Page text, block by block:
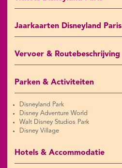
Jaarkaarten Disneyland Paris
Vervoer & Routebeschrijving
Parken & Activiteiten
Disneyland Park
Disney Adventure World
Walt Disney Studios Park
Disney Village
Hotels & Accommodatie